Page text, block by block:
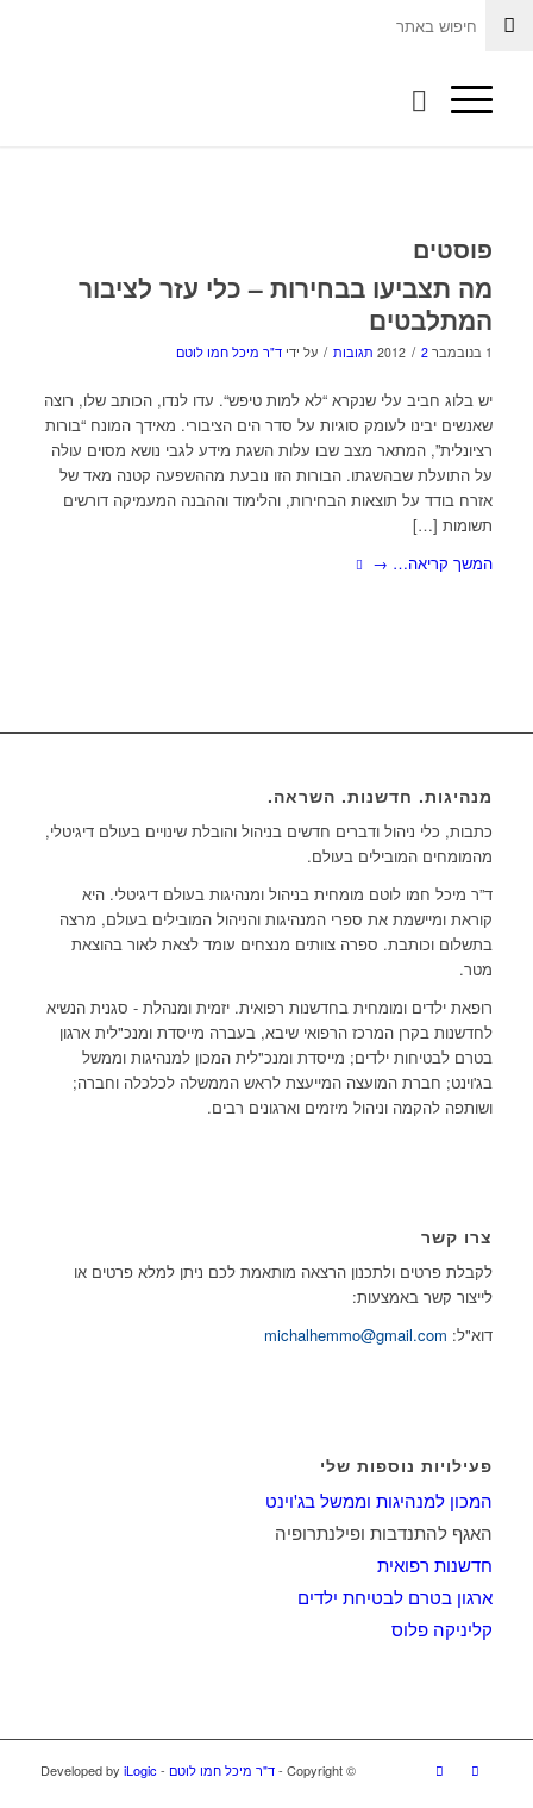
פוסטים
מה תצביעו בבחירות – כלי עזר לציבור
המתלבטים
1 בנובמבר 2012 / 2 תגובות / על ידי ד"ר מיכל חמו לוטם
יש בלוג חביב עלי שנקרא “לא למות טיפש“. עדו לנדו, הכותב שלו, רוצה
שאנשים יבינו לעומק סוגיות על סדר הים הציבורי. מאידך המונח “בורות
רציונלית”, המתאר מצב שבו עלות השגת מידע לגבי נושא מסוים עולה
על התועלת שבהשגתו. הבורות הזו נובעת מההשפעה קטנה מאד של
אזרח בודד על תוצאות הבחירות, והלימוד וההבנה המעמיקה דורשים
תשומות […]
המשך קריאה… →
מנהיגות. חדשנות. השראה.
כתבות, כלי ניהול ודברים חדשים בניהול והובלת שינויים בעולם דיגיטלי,
מהמומחים המובילים בעולם.
ד”ר מיכל חמו לוטם מומחית בניהול ומנהיגות בעולם דיגיטלי. היא
קוראת ומיישמת את ספרי המנהיגות והניהול המובילים בעולם, מרצה
בתשלום וכותבת. ספרה צוותים מנצחים עומד לצאת לאור בהוצאת
מטר.
רופאת ילדים ומומחית בחדשנות רפואית. יזמית ומנהלת - סגנית הנשיא
לחדשנות בקרן המרכז הרפואי שיבא, בעברה מייסדת ומנכ"לית ארגון
בטרם לבטיחות ילדים; מייסדת ומנכ"לית המכון למנהיגות וממשל
בג'וינט; חברת המועצה המייעצת לראש הממשלה לכלכלה וחברה;
ושותפה להקמה וניהול מיזמים וארגונים רבים.
צרו קשר
לקבלת פרטים ולתכנון הרצאה מותאמת לכם ניתן למלא פרטים או
לייצור קשר באמצעות:
דוא"ל: michalhemmo@gmail.com
פעילויות נוספות שלי
המכון למנהיגות וממשל בג'וינט
האגף להתנדבות ופילנתרופיה
חדשנות רפואית
ארגון בטרם לבטיחת ילדים
קליניקה פלוס
© ‫Copyright - ד"ר מיכל חמו לוטם - Developed by
iLogic